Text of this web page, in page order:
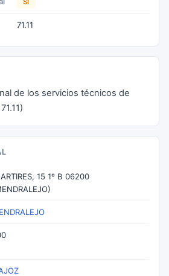
SI
71.11
de los servicios técnicos de
15 1º B 06200